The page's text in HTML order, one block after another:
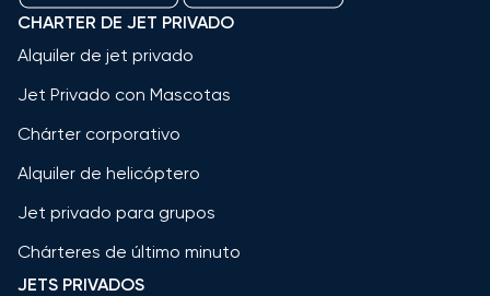
CHARTER DE JET PRIVADO
Alquiler de jet privado
Jet Privado con Mascotas
Chárter corporativo
Alquiler de helicóptero
Jet privado para grupos
Chárteres de último minuto
JETS PRIVADOS